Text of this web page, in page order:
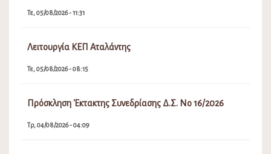
Τε, 05/08/2026 - 11:31
Λειτουργία ΚΕΠ Αταλάντης
Τε, 05/08/2026 - 08:15
Πρόσκληση Έκτακτης Συνεδρίασης Δ.Σ. Νο 16/2026
Τρ, 04/08/2026 - 04:09